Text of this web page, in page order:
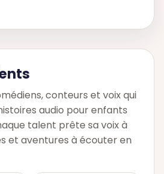
conteurs et voix qui
audio pour enfants
talent prête sa voix à
et aventures à écouter en